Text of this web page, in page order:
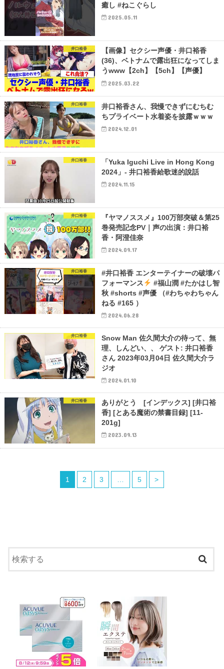
癒し #ねこぐらし
2025.05.11
井口裕香
【画像】セクシー声優・井口裕香
(36)、ベトナムで露出狂になってしま
うwww【2ch】【5ch】【声優】
2025.03.22
井口裕香
井口裕香さん、我慢できずにむちむ
ちプライベート水着姿を披露ｗｗｗ
2024.12.01
井口裕香
「Yuka Iguchi Live in Hong Kong
2024」- 井口裕香給歌迷的說話
2024.11.15
井口裕香
『ヤマノススメ』100万部突破＆第25
巻発売記念PV｜声の出演：井口裕
香・阿澄佳奈
2024.09.17
井口裕香
#井口裕香 エンターテイナーの破壊パ
フォーマンス
#福山潤 #たかはし智
秋 #shorts #声優 （#わちゃわちゃん
ねる #165 ）
2024.06.28
井口裕香
Snow Man 佐久間大介の待って、無
理、しんどい、、 ゲスト: 井口裕香
さん 2023年03月04日 佐久間大介ラ
ジオ
2024.01.10
井口裕香
ありがとう [インデックス] [井口裕
香] [とある魔術の禁書目録] [11-
201g]
2023.09.13
1 2 3 … 5 >